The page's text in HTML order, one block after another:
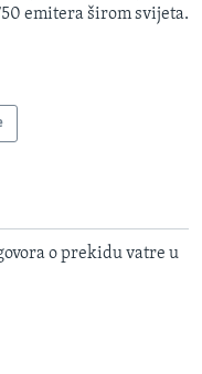
emitera širom svijeta.
o prekidu vatre u